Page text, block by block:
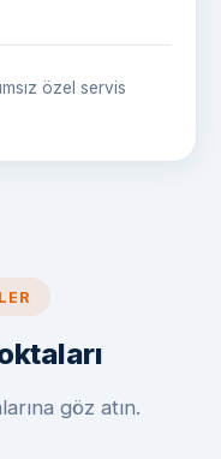
özel servis
göz atın.